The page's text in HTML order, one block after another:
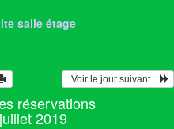
salle étage
  Voir le jour suivant
réservations
2019